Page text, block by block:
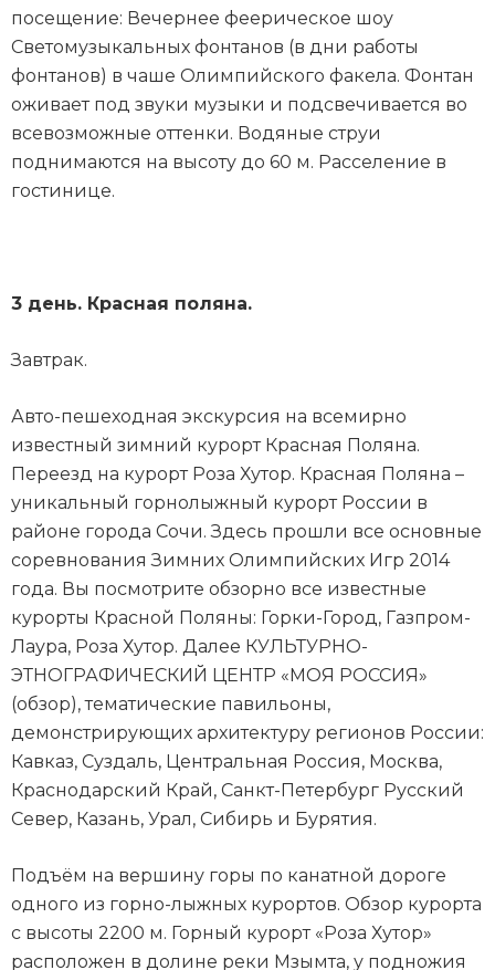
посещение: Вечернее феерическое шоу
Светомузыкальных фонтанов (в дни работы
фонтанов) в чаше Олимпийского факела. Фонтан
оживает под звуки музыки и подсвечивается во
всевозможные оттенки. Водяные струи
поднимаются на высоту до 60 м. Расселение в
гостинице.
3 день. Красная поляна.
Завтрак.
Авто-пешеходная экскурсия на всемирно
известный зимний курорт Красная Поляна.
Переезд на курорт Роза Хутор. Красная Поляна –
уникальный горнолыжный курорт России в
районе города Сочи. Здесь прошли все основные
соревнования Зимних Олимпийских Игр 2014
года. Вы посмотрите обзорно все известные
курорты Красной Поляны: Горки-Город, Газпром-
Лаура, Роза Хутор. Далее КУЛЬТУРНО-
ЭТНОГРАФИЧЕСКИЙ ЦЕНТР «МОЯ РОССИЯ»
(обзор), тематические павильоны,
демонстрирующих архитектуру регионов России:
Кавказ, Суздаль, Центральная Россия, Москва,
Краснодарский Край, Санкт-Петербург Русский
Север, Казань, Урал, Сибирь и Бурятия.
Подъём на вершину горы по канатной дороге
одного из горно-лыжных курортов. Обзор курорта
с высоты 2200 м. Горный курорт «Роза Хутор»
расположен в долине реки Мзымта, у подножия